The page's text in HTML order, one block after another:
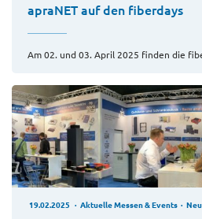
apraNET auf den fiberdays
Am 02. und 03. April 2025 finden die
19.02.2025 Aktuelle Messen & Events